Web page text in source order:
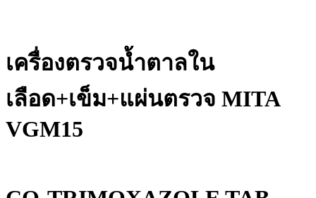
เครื่องตรวจน้ำตาลใน
เลือด+เข็ม+แผ่นตรวจ MITA
VGM15